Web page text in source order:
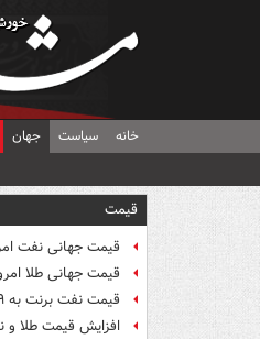
خانه سیاست جهان
قیمت
قیمت جهانی نفت امروز ۱۶
قیمت جهانی طلا امروز ۱۵
قیمت نفت برنت به ۷۹ دلار رسید
افزایش قیمت طلا و